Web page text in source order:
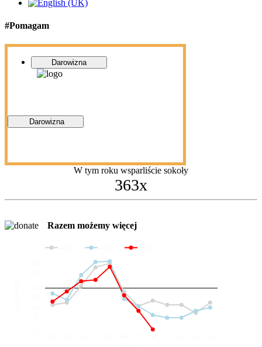
#Pomagam
Darowizna
Darowizna
W tym roku wsparliście sokoły
363x
Razem możemy więcej